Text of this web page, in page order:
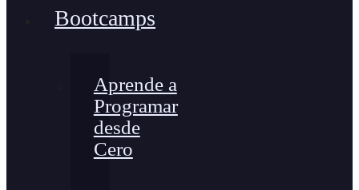
Bootcamps
Aprende a
Programar
desde
Cero